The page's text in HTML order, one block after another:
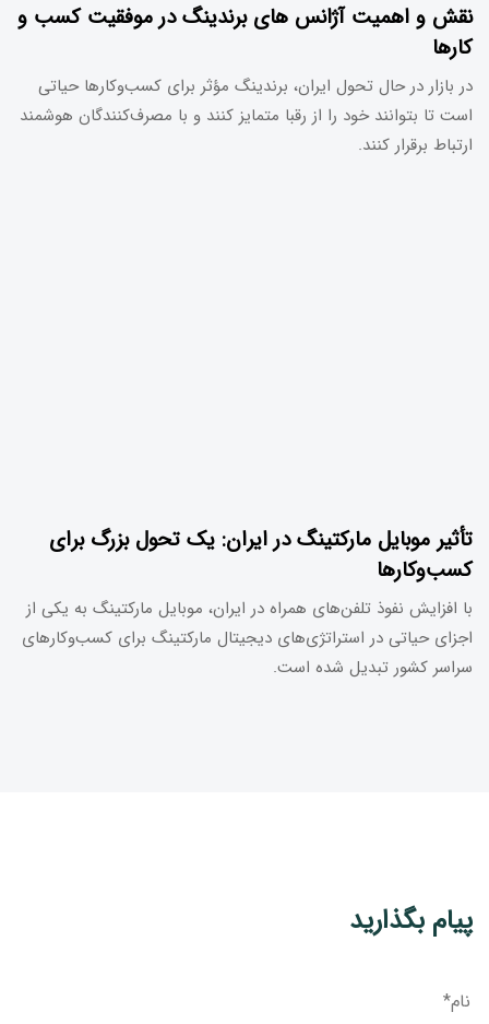
نقش و اهمیت آژانس های برندینگ در موفقیت کسب و
کارها
در بازار در حال تحول ایران، برندینگ مؤثر برای کسب‌وکارها حیاتی
است تا بتوانند خود را از رقبا متمایز کنند و با مصرف‌کنندگان هوشمند
ارتباط برقرار کنند.
تأثیر موبایل مارکتینگ در ایران: یک تحول بزرگ برای
کسب‌وکارها
با افزایش نفوذ تلفن‌های همراه در ایران، موبایل مارکتینگ به یکی از
اجزای حیاتی در استراتژی‌های دیجیتال مارکتینگ برای کسب‌وکارهای
سراسر کشور تبدیل شده است.
پیام بگذارید